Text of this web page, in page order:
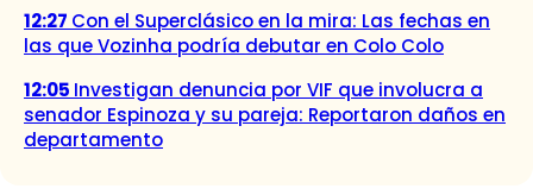
12:27 Con el Superclásico en la mira: Las fechas en
las que Vozinha podría debutar en Colo Colo
12:05 Investigan denuncia por VIF que involucra a
senador Espinoza y su pareja: Reportaron daños en
departamento